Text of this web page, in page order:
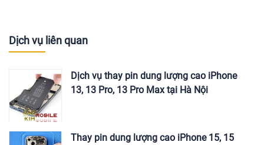
Dịch vụ liên quan
Dịch vụ thay pin dung lượng cao iPhone
13, 13 Pro, 13 Pro Max tại Hà Nội
Thay pin dung lượng cao iPhone 15, 15